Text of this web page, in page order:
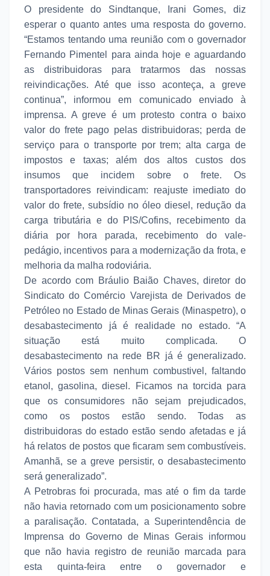
O presidente do Sindtanque, Irani Gomes, diz
esperar o quanto antes uma resposta do governo.
“Estamos tentando uma reunião com o governador
Fernando Pimentel para ainda hoje e aguardando
as distribuidoras para tratarmos das nossas
reivindicações. Até que isso aconteça, a greve
continua”, informou em comunicado enviado à
imprensa. A greve é um protesto contra o baixo
valor do frete pago pelas distribuidoras; perda de
serviço para o transporte por trem; alta carga de
impostos e taxas; além dos altos custos dos
insumos que incidem sobre o frete. Os
transportadores reivindicam: reajuste imediato do
valor do frete, subsídio no óleo diesel, redução da
carga tributária e do PIS/Cofins, recebimento da
diária por hora parada, recebimento do vale-
pedágio, incentivos para a modernização da frota, e
melhoria da malha rodoviária.
De acordo com Bráulio Baião Chaves, diretor do
Sindicato do Comércio Varejista de Derivados de
Petróleo no Estado de Minas Gerais (Minaspetro), o
desabastecimento já é realidade no estado. “A
situação está muito complicada. O
desabastecimento na rede BR já é generalizado.
Vários postos sem nenhum combustivel, faltando
etanol, gasolina, diesel. Ficamos na torcida para
que os consumidores não sejam prejudicados,
como os postos estão sendo. Todas as
distribuidoras do estado estão sendo afetadas e já
há relatos de postos que ficaram sem combustíveis.
Amanhã, se a greve persistir, o desabastecimento
será generalizado”.
A Petrobras foi procurada, mas até o fim da tarde
não havia retornado com um posicionamento sobre
a paralisação. Contatada, a Superintendência de
Imprensa do Governo de Minas Gerais informou
que não havia registro de reunião marcada para
esta quinta-feira entre o governador e